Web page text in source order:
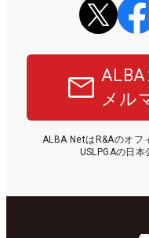
メル
ALBA NetはR&Aのオフ
USLPGAの日本